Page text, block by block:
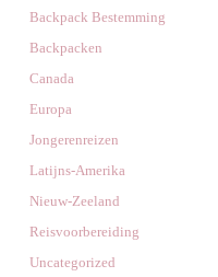
Backpack Bestemming
Backpacken
Canada
Europa
Jongerenreizen
Latijns-Amerika
Nieuw-Zeeland
Reisvoorbereiding
Uncategorized